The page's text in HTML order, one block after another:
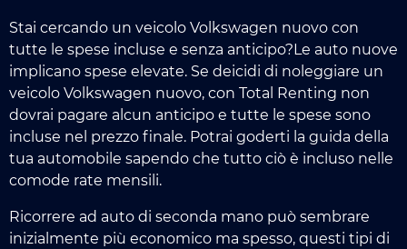
Stai cercando un veicolo Volkswagen nuovo con
tutte le spese incluse e senza anticipo?Le auto nuove
implicano spese elevate. Se deicidi di noleggiare un
veicolo Volkswagen nuovo, con Total Renting non
dovrai pagare alcun anticipo e tutte le spese sono
incluse nel prezzo finale. Potrai goderti la guida della
tua automobile sapendo che tutto ciò è incluso nelle
comode rate mensili.
Ricorrere ad auto di seconda mano può sembrare
inizialmente più economico ma spesso, questi tipi di